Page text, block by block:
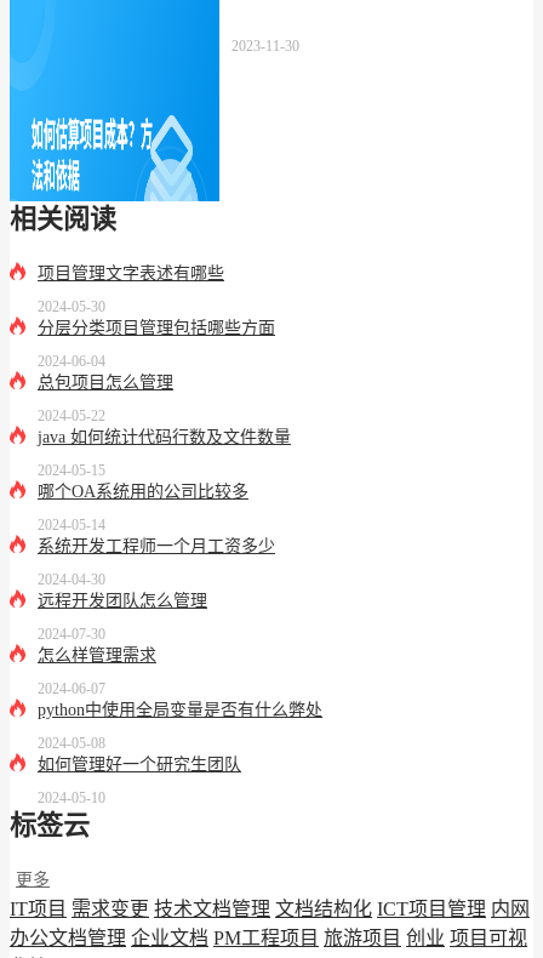
2023-11-30
相关阅读
项目管理文字表述有哪些
2024-05-30
分层分类项目管理包括哪些方面
2024-06-04
总包项目怎么管理
2024-05-22
java 如何统计代码行数及文件数量
2024-05-15
哪个OA系统用的公司比较多
2024-05-14
系统开发工程师一个月工资多少
2024-04-30
远程开发团队怎么管理
2024-07-30
怎么样管理需求
2024-06-07
python中使用全局变量是否有什么弊处
2024-05-08
如何管理好一个研究生团队
2024-05-10
标签云
更多
IT项目 需求变更 技术文档管理 文档结构化 ICT项目管理 内网
办公文档管理 企业文档 PM工程项目 旅游项目 创业 项目可视